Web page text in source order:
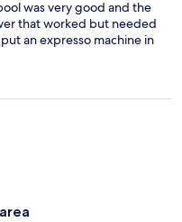
was very good and the
that worked but needed
an expresso machine in
one capsule when was
is an ordinary
excellent.